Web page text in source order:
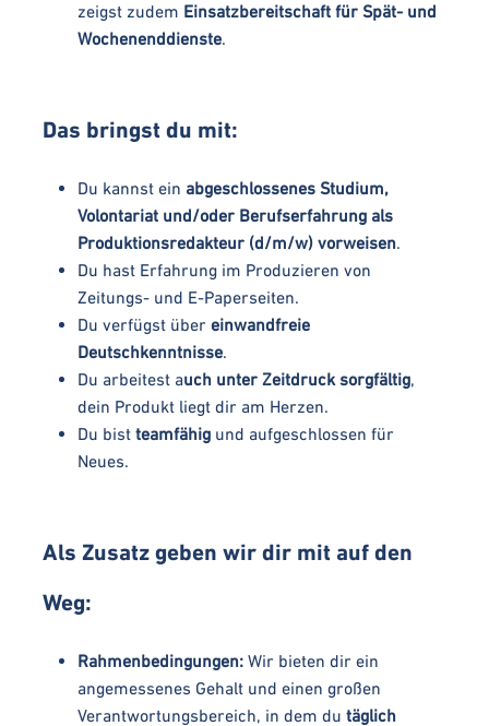
zeigst zudem Einsatzbereitschaft für Spät- und
Wochenenddienste.
Das bringst du mit:
Du kannst ein abgeschlossenes Studium,
Volontariat und/oder Berufserfahrung als
Produktionsredakteur (d/m/w) vorweisen.
Du hast Erfahrung im Produzieren von
Zeitungs- und E-Paperseiten.
Du verfügst über einwandfreie
Deutschkenntnisse.
Du arbeitest auch unter Zeitdruck sorgfältig,
dein Produkt liegt dir am Herzen.
Du bist teamfähig und aufgeschlossen für
Neues.
Als Zusatz geben wir dir mit auf den
Weg:
Rahmenbedingungen: Wir bieten dir ein
angemessenes Gehalt und einen großen
Verantwortungsbereich, in dem du täglich